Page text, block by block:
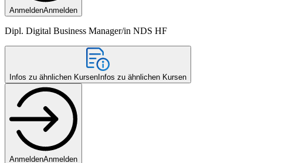
AnmeldenAnmelden
Dipl. Di­gi­tal Bu­si­ness Ma­na­ger/in NDS HF
Infos zu ähnlichen Kursen Infos zu ähnlichen Kursen
AnmeldenAnmelden